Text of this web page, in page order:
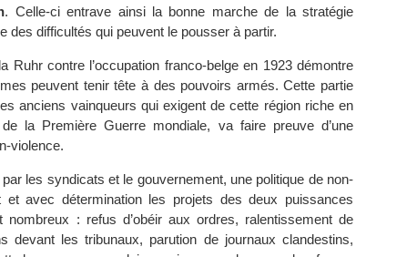
. Celle-ci entrave ainsi la bonne marche de la stratégie
des difficultés qui peuvent le pousser à partir.
Ruhr contre l’occupation franco-belge en 1923 démontre
peuvent tenir tête à des pouvoirs armés. Cette partie
anciens vainqueurs qui exigent de cette région riche en
la Première Guerre mondiale, va faire preuve d’une
violence.
les syndicats et le gouvernement, une politique de non-
et avec détermination les projets des deux puissances
: refus d’obéir aux ordres, ralentissement de
devant les tribunaux, parution de journaux clandestins,